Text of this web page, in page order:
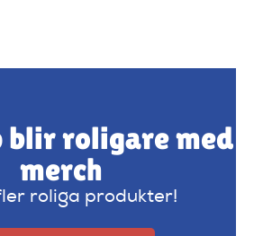
blir roligare med
merch
roliga produkter!